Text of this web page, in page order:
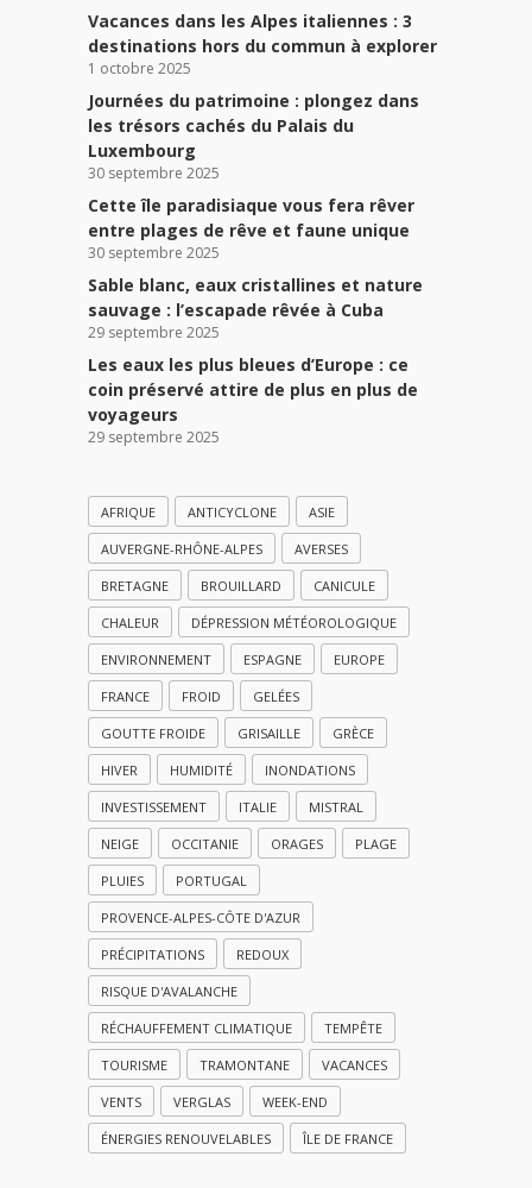
Vacances dans les Alpes italiennes : 3
destinations hors du commun à explorer
1 octobre 2025
Journées du patrimoine : plongez dans
les trésors cachés du Palais du
Luxembourg
30 septembre 2025
Cette île paradisiaque vous fera rêver
entre plages de rêve et faune unique
30 septembre 2025
Sable blanc, eaux cristallines et nature
sauvage : l’escapade rêvée à Cuba
29 septembre 2025
Les eaux les plus bleues d’Europe : ce
coin préservé attire de plus en plus de
voyageurs
29 septembre 2025
AFRIQUE ANTICYCLONE ASIE
AUVERGNE-RHÔNE-ALPES AVERSES
BRETAGNE BROUILLARD CANICULE
CHALEUR DÉPRESSION MÉTÉOROLOGIQUE
ENVIRONNEMENT ESPAGNE EUROPE
FRANCE FROID GELÉES
GOUTTE FROIDE GRISAILLE GRÈCE
HIVER HUMIDITÉ INONDATIONS
INVESTISSEMENT ITALIE MISTRAL
NEIGE OCCITANIE ORAGES PLAGE
PLUIES PORTUGAL
PROVENCE-ALPES-CÔTE D'AZUR
PRÉCIPITATIONS REDOUX
RISQUE D'AVALANCHE
RÉCHAUFFEMENT CLIMATIQUE TEMPÊTE
TOURISME TRAMONTANE VACANCES
VENTS VERGLAS WEEK-END
ÉNERGIES RENOUVELABLES ÎLE DE FRANCE